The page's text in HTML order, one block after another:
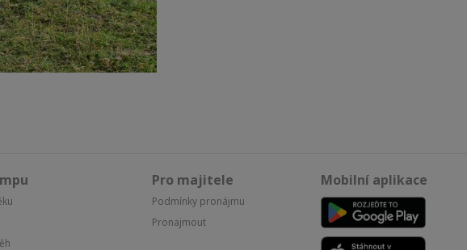
Pro majitele
Podmínky pronájmu
Pronajmout
Mobilní aplikace